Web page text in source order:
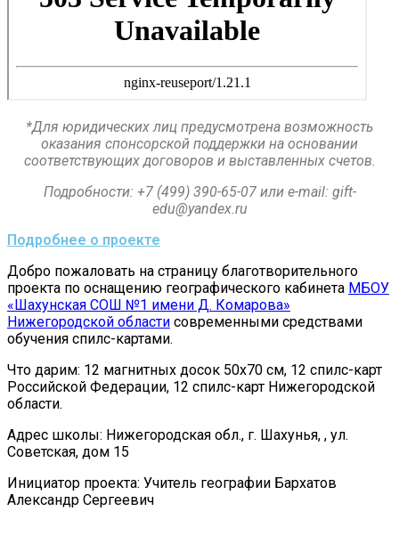
*Для юридических лиц предусмотрена возможность
оказания спонсорской поддержки на основании
соответствующих договоров и выставленных счетов.
Подробности: +7 (499) 390-65-07 или e-mail: gift-
edu@yandex.ru
Подробнее о проекте
Добро пожаловать на страницу благотворительного
проекта по оснащению географического кабинета МБОУ
«Шахунская СОШ №1 имени Д. Комарова»
Нижегородской области современными средствами
обучения спилс-картами.
Что дарим: 12 магнитных досок 50х70 см, 12 спилс-карт
Российской Федерации, 12 спилс-карт Нижегородской
области.
Адрес школы: Нижегородская обл., г. Шахунья, , ул.
Советская, дом 15
Инициатор проекта: Учитель географии Бархатов
Александр Сергеевич